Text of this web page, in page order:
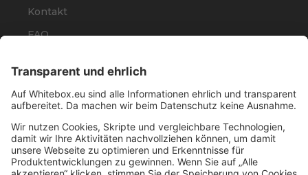
Kontakt
FAQ
Presse
Rechtliches
Impressum